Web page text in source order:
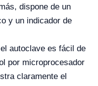
dispone de un
y un indicador de
autoclave es fácil de
por microprocesador
claramente el